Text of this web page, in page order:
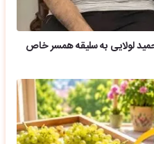
لولایی به سلیقه همسر خاص